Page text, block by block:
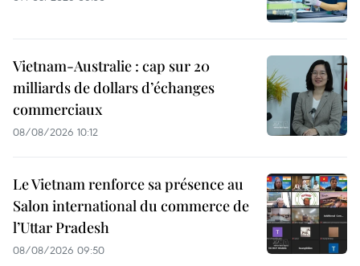
Vietnam-Australie : cap sur 20
milliards de dollars d’échanges
commerciaux
08/08/2026 10:12
Le Vietnam renforce sa présence au
Salon international du commerce de
l’Uttar Pradesh
08/08/2026 09:50